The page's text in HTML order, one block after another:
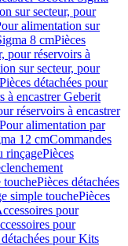
sur secteur, pour
alimentation sur
8 cmPièces
pour réservoirs à
sur secteur, pour
Pièces détachées pour
à encastrer Geberit
réservoirs à encastrer
alimentation par
12 cmCommandes
rinçagePièces
touchePièces détachées
simple touchePièces
pour
pour
pour Kits